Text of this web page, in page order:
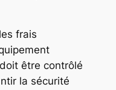
frais
être contrôlé
la sécurité